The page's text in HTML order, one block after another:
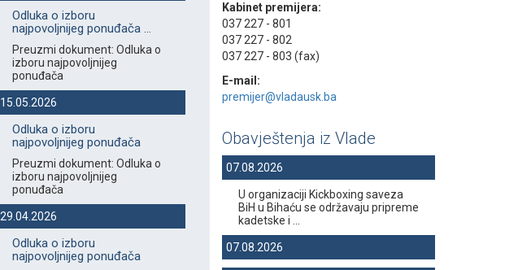
Odluka o izboru
najpovoljnijeg ponuđača ...
Preuzmi dokument: Odluka o
izboru najpovoljnijeg
ponuđača
15.05.2026
Odluka o izboru
najpovoljnijeg ponuđača
Preuzmi dokument: Odluka o
izboru najpovoljnijeg
ponuđača
29.04.2026
Odluka o izboru
najpovoljnijeg ponuđača
Kabinet premijera:
037 227 - 801
037 227 - 802
037 227 - 803 (fax)
E-mail:
premijer@vladausk.ba
Obavještenja iz Vlade
07.08.2026
U organizaciji Kickboxing saveza
BiH u Bihaću se održavaju pripreme
kadetske i ...
07.08.2026